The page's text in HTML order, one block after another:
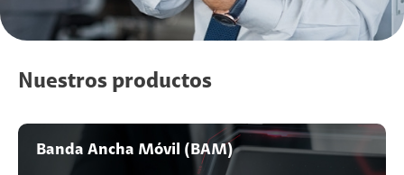
Nuestros productos
Banda Ancha Móvil (BAM)